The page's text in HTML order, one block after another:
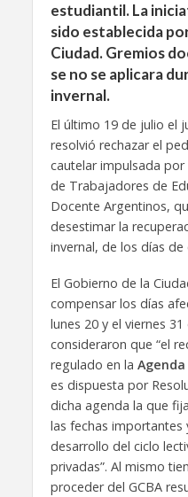
estudiantil. La
sido establecida
Ciudad. Gremios
se no se aplicara
invernal.
El último 19 de julio el
resolvió rechazar el
cautelar impulsada
de Trabajadores de
Docente Argentinos,
desestimar la
invernal, de los días
El Gobierno de la
compensar los días
lunes 20 y el viernes
consideraron que “el
regulado en la
es dispuesta por
dicha agenda la que
las fechas importantes
desarrollo del ciclo
privadas”. Al mismo
proceder del GCBA